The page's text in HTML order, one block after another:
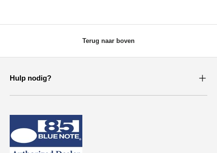
Terug naar boven
Hulp nodig?